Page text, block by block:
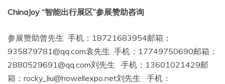
ChinaJoy “智能出行展区”参展赞助咨询
参展赞助曾先生 手机：18721683954邮箱：
935879781@qq.com袁先生 手机：17749750690邮箱：
2880529691@qq.com刘先生 手机：13601021429邮
箱：rocky_liu@howellexpo.net刘先生 手机：